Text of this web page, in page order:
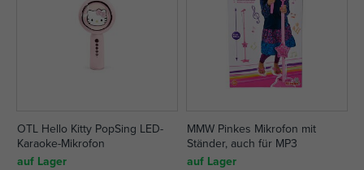
OTL Hello Kitty PopSing LED-
Karaoke-Mikrofon
auf Lager
MMW Pinkes Mikrofon mit
Ständer, auch für MP3
auf Lager